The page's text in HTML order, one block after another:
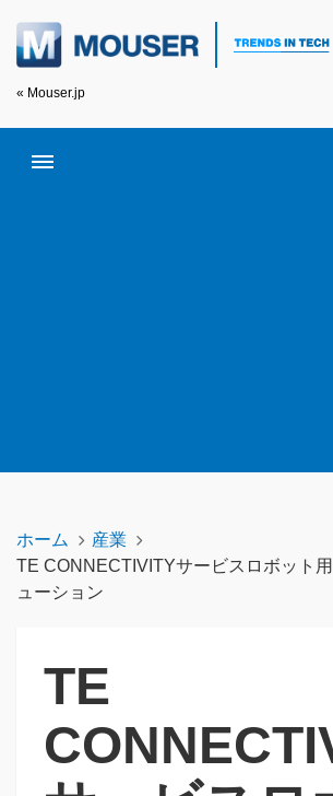
« Mouser.jp
Toggle menubar
ホーム
産業
TE CONNECTIVITYサービスロボット
ューション
TE